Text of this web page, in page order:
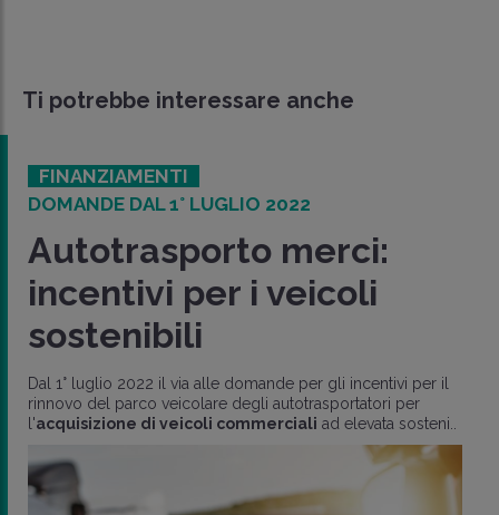
Ti potrebbe interessare anche
FINANZIAMENTI
DOMANDE DAL 1° LUGLIO 2022
Autotrasporto merci:
incentivi per i veicoli
sostenibili
Dal 1° luglio 2022 il via alle domande per gli incentivi per il
rinnovo del parco veicolare degli autotrasportatori per
l'acquisizione di veicoli commerciali ad elevata sosteni..